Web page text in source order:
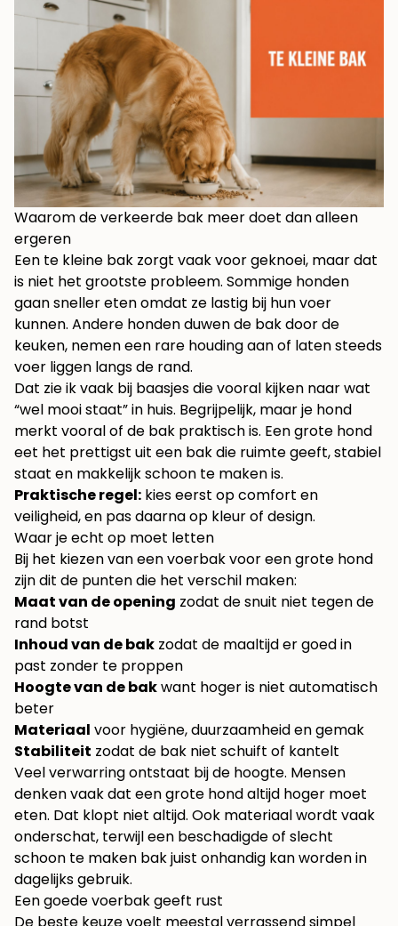
Waarom de verkeerde bak meer doet dan alleen
ergeren
Een te kleine bak zorgt vaak voor geknoei, maar dat
is niet het grootste probleem. Sommige honden
gaan sneller eten omdat ze lastig bij hun voer
kunnen. Andere honden duwen de bak door de
keuken, nemen een rare houding aan of laten steeds
voer liggen langs de rand.
Dat zie ik vaak bij baasjes die vooral kijken naar wat
“wel mooi staat” in huis. Begrijpelijk, maar je hond
merkt vooral of de bak praktisch is. Een grote hond
eet het prettigst uit een bak die ruimte geeft, stabiel
staat en makkelijk schoon te maken is.
Praktische regel: kies eerst op comfort en
veiligheid, en pas daarna op kleur of design.
Waar je echt op moet letten
Bij het kiezen van een voerbak voor een grote hond
zijn dit de punten die het verschil maken:
Maat van de opening zodat de snuit niet tegen de
rand botst
Inhoud van de bak zodat de maaltijd er goed in
past zonder te proppen
Hoogte van de bakwant hoger is niet automatisch
beter
Materiaal voor hygiëne, duurzaamheid en gemak
Stabiliteit zodat de bak niet schuift of kantelt
Veel verwarring ontstaat bij de hoogte. Mensen
denken vaak dat een grote hond altijd hoger moet
eten. Dat klopt niet altijd. Ook materiaal wordt vaak
onderschat, terwijl een beschadigde of slecht
schoon te maken bak juist onhandig kan worden in
dagelijks gebruik.
Een goede voerbak geeft rust